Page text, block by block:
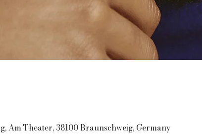
Am Theater, 38100 Braunschweig, Germany